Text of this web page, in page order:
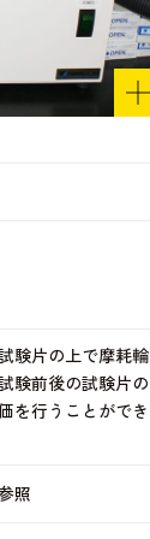
験片の上で摩耗輪
験前後の試験片の
を行うことができ
照